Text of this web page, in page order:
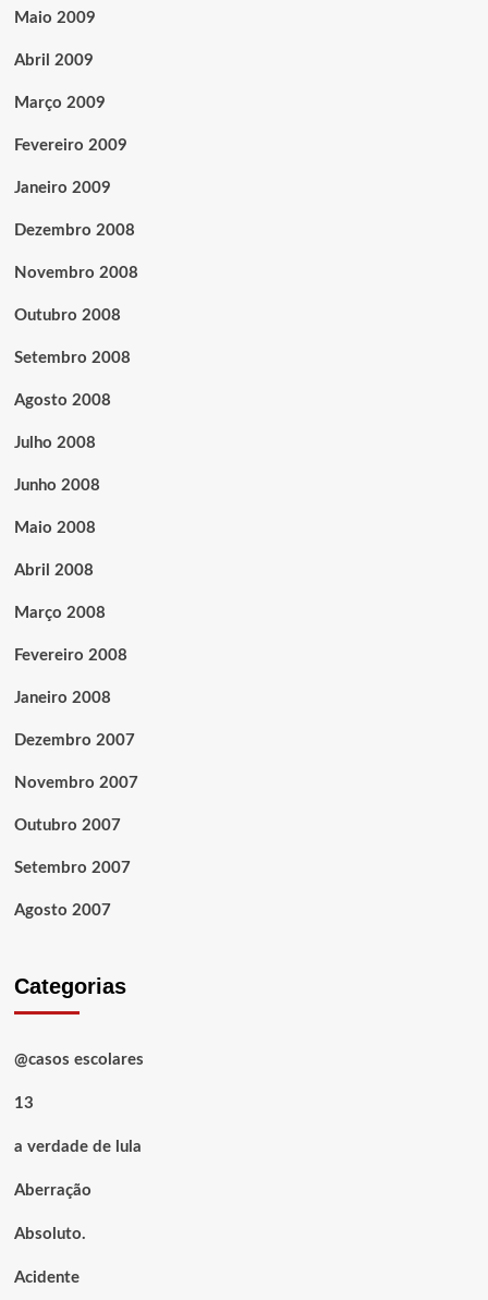
Maio 2009
Abril 2009
Março 2009
Fevereiro 2009
Janeiro 2009
Dezembro 2008
Novembro 2008
Outubro 2008
Setembro 2008
Agosto 2008
Julho 2008
Junho 2008
Maio 2008
Abril 2008
Março 2008
Fevereiro 2008
Janeiro 2008
Dezembro 2007
Novembro 2007
Outubro 2007
Setembro 2007
Agosto 2007
Categorias
@casos escolares
13
a verdade de lula
Aberração
Absoluto.
Acidente